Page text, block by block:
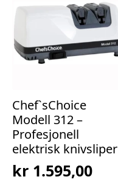
Chef`sChoice
Modell 312 –
Profesjonell
elektrisk knivsliper
kr 1.595,00